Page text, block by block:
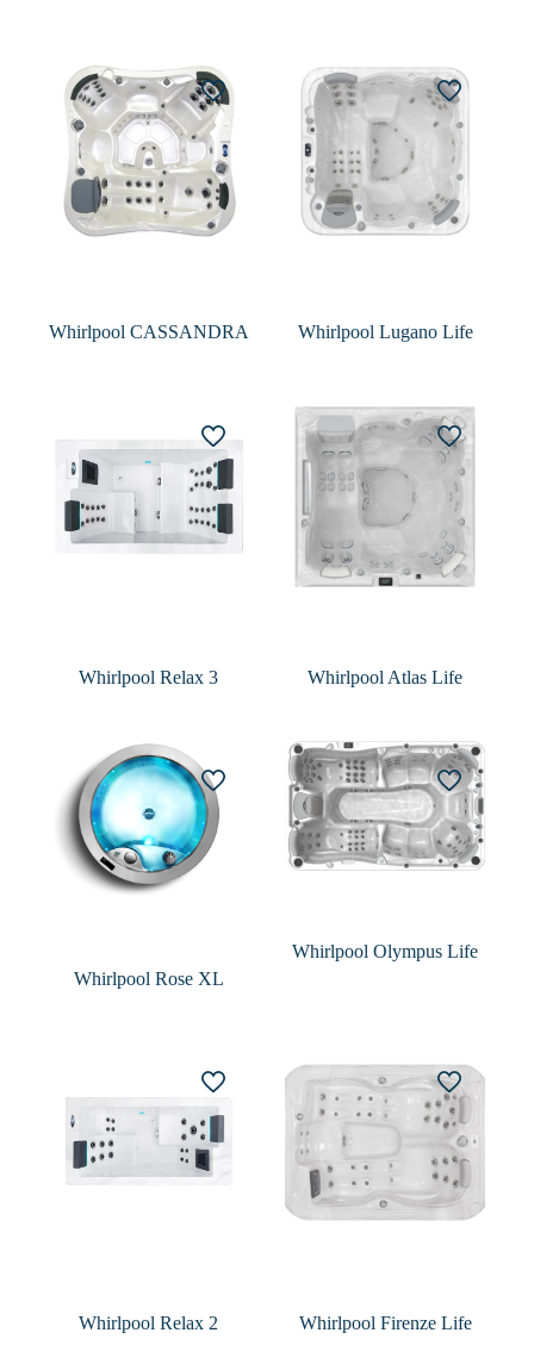
Whirlpool CASSANDRA Whirlpool Lugano Life
Whirlpool Relax 3 Whirlpool Atlas Life
Whirlpool Rose XL
Whirlpool Olympus Life
Whirlpool Relax 2 Whirlpool Firenze Life